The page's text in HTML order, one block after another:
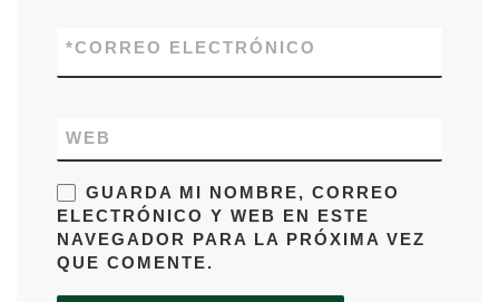
CORREO ELECTRÓNICO
*
WEB
GUARDA MI NOMBRE, CORREO
ELECTRÓNICO Y WEB EN ESTE
NAVEGADOR PARA LA PRÓXIMA VEZ
QUE COMENTE.